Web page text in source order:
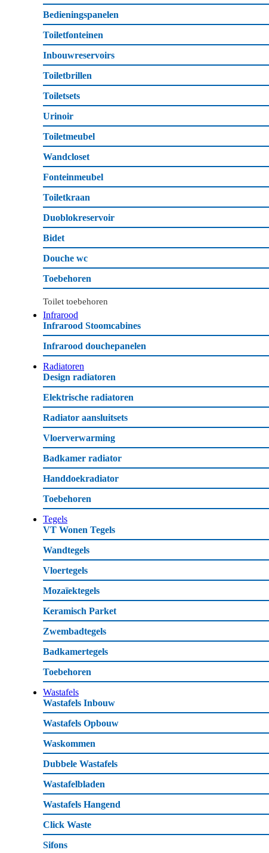
Bedieningspanelen
Toiletfonteinen
Inbouwreservoirs
Toiletbrillen
Toiletsets
Urinoir
Toiletmeubel
Wandcloset
Fonteinmeubel
Toiletkraan
Duoblokreservoir
Bidet
Douche wc
Toebehoren
Toilet toebehoren
Infrarood
Infrarood Stoomcabines
Infrarood douchepanelen
Radiatoren
Design radiatoren
Elektrische radiatoren
Radiator aansluitsets
Vloerverwarming
Badkamer radiator
Handdoekradiator
Toebehoren
Tegels
VT Wonen Tegels
Wandtegels
Vloertegels
Mozaïektegels
Keramisch Parket
Zwembadtegels
Badkamertegels
Toebehoren
Wastafels
Wastafels Inbouw
Wastafels Opbouw
Waskommen
Dubbele Wastafels
Wastafelbladen
Wastafels Hangend
Click Waste
Sifons